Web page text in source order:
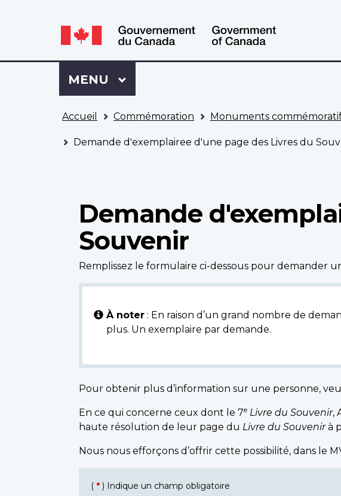
Language
switcher
Language
switcher
Se
connecter
à
Dossier
ACC
Menu
MENU PRINCIPAL
Accueil Commémoration Monuments
Demande d'exemplairee d'une page des Livres du
Demande
Souvenir
Remplissez le formulaire ci-dessous pour demander
À noter : En raison d’un grand nombre de
plus. Un exemplaire par demande.
Pour obtenir plus d’information sur une personne,
En ce qui concerne ceux dont le 7e Livre du Souvenir,
haute résolution de leur page du Livre du Souvenirà
Nous nous efforçons d’offrir cette possibilité, dans le
( * ) Indique un champ obligatoire